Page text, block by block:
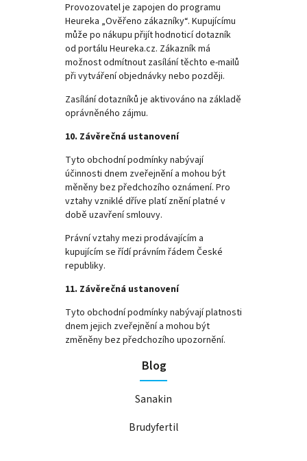
Provozovatel je zapojen do programu
Heureka „Ověřeno zákazníky“. Kupujícímu
může po nákupu přijít hodnoticí dotazník
od portálu Heureka.cz. Zákazník má
možnost odmítnout zasílání těchto e-mailů
při vytváření objednávky nebo později.
Zasílání dotazníků je aktivováno na základě
oprávněného zájmu.
10. Závěrečná ustanovení
Tyto obchodní podmínky nabývají
účinnosti dnem zveřejnění a mohou být
měněny bez předchozího oznámení. Pro
vztahy vzniklé dříve platí znění platné v
době uzavření smlouvy.
Právní vztahy mezi prodávajícím a
kupujícím se řídí právním řádem České
republiky.
11. Závěrečná ustanovení
Tyto obchodní podmínky nabývají platnosti
dnem jejich zveřejnění a mohou být
změněny bez předchozího upozornění.
Blog
Sanakin
Brudyfertil